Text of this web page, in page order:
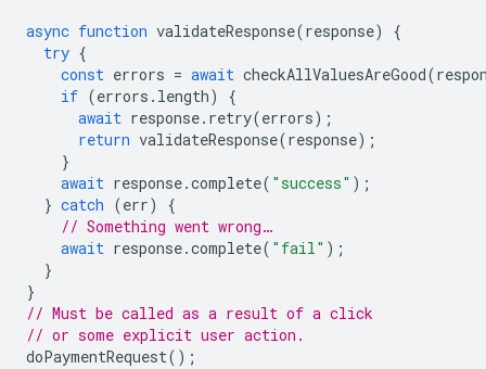
async function validateResponse(response)
{
try {
const errors = await checkAllValuesAreGood(
if (errors . length)
{
await response. retry(errors);
return validateResponse(response);
}
await response.complete( "success" );
} catch (err)
{
// Something went wrong…
await response.complete( "fail" );
}
}
// Must be called as a result of a click
// or some explicit user action.
doPaymentRequest();